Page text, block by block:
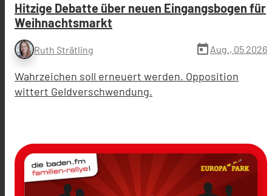
Hitzige Debatte über neuen Eingangsbogen für
Weihnachtsmarkt
Ruth Strätling today Aug., 05 2026
Wahrzeichen soll erneuert werden. Opposition
wittert Geldverschwendung.